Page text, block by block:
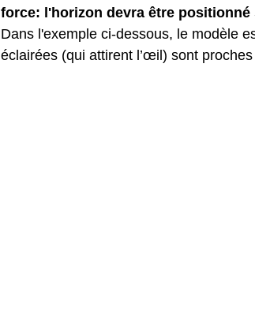
force: l'horizon devra être
Dans l'exemple ci-dessous, le modèle
éclairées (qui attirent l’œil) sont